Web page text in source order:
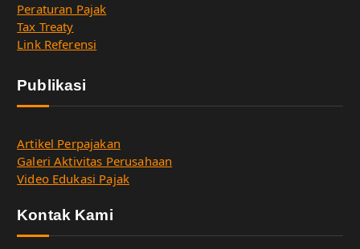
Peraturan Pajak
Tax Treaty
Link Referensi
Publikasi
Artikel Perpajakan
Galeri Aktivitas Perusahaan
Video Edukasi Pajak
Kontak Kami